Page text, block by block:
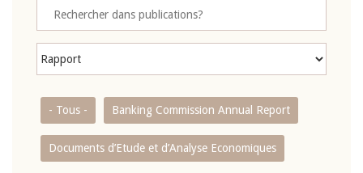
- Tous - Banking Commission Annual Report
Documents d’Etude et d’Analyse Economiques